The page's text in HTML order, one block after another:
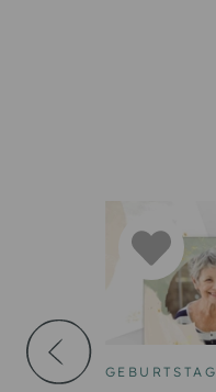
GEBURTSTAG